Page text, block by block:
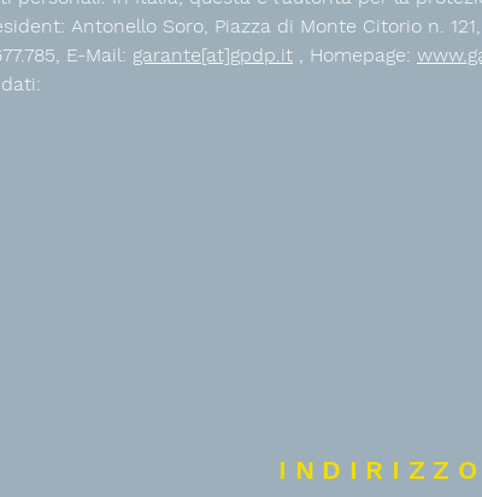
Antonello Soro, Piazza di Monte Citorio n.
E-Mail: garante[at]gpdp.it , Homepage:
INDIRIZZO